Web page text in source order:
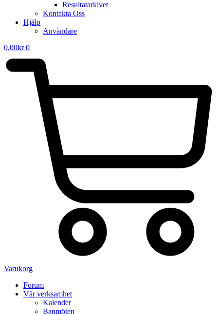
Resultatarkivet
Kontakta Oss
Hjälp
Användare
0,00kr 0
Varukorg
Forum
Vår verksamhet
Kalender
Banmöten